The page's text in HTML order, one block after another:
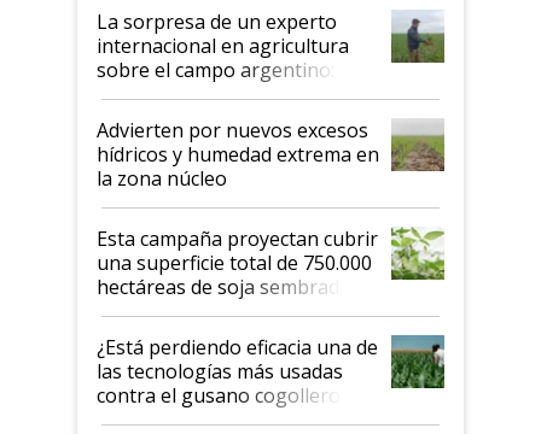
La sorpresa de un experto
internacional en agricultura
sobre el campo argentino:
"Estoy muy impresionado"
Advierten por nuevos excesos
hídricos y humedad extrema en
la zona núcleo
Esta campaña proyectan cubrir
una superficie total de 750.000
hectáreas de soja sembradas
con una nueva generación de
variedades que marcan un
salto tecnológico en genética y
rendimiento
¿Está perdiendo eficacia una de
las tecnologías más usadas
contra el gusano cogollero? El
desafío de una tecnología clave